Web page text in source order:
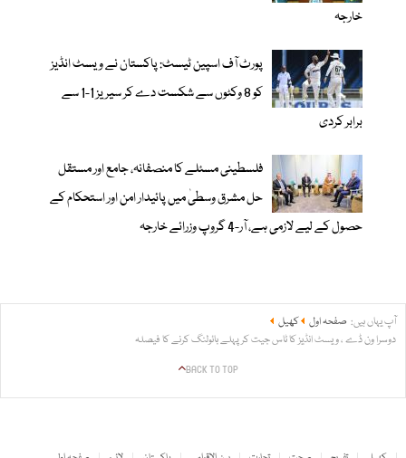
خارجہ
پورٹ آف اسپین ٹیسٹ: پاکستان نے ویسٹ انڈیز
کو 8 وکٹوں سے شکست دے کر سیریز 1-1 سے
برابر کردی
فلسطینی مسئلے کا منصفانہ، جامع اور مستقل
حل مشرق وسطیٰ میں پائیدار امن اور استحکام کے
حصول کے لیے لازمی ہے، آر-4 گروپ وزرائے خارجہ
آپ یہاں ہیں: صفحہ اول
کھیل
دوسرا ون ڈے ، ویسٹ انڈیز کا ٹاس جیت کر پہلے بائولنگ کرنے کا فیصلہ
BACK TO TOP